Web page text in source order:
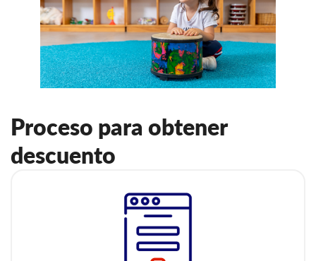
Proceso para obtener
descuento